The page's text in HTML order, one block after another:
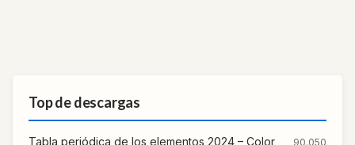
Top de descargas
Tabla periódica de los elementos 2024 – Color 90.050